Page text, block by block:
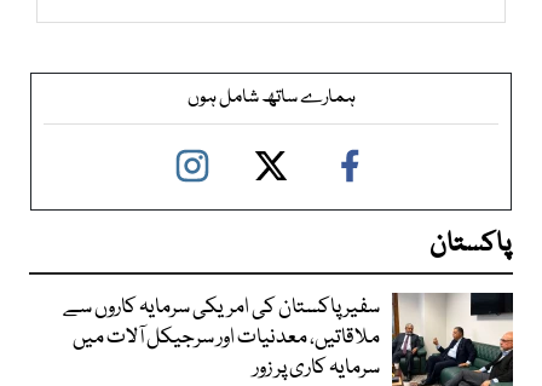
ہمارے ساتھ شامل ہوں
پاکستان
سفیر پاکستان کی امریکی سرمایہ کاروں سے
ملاقاتیں، معدنیات اور سرجیکل آلات میں
سرمایہ کاری پر زور